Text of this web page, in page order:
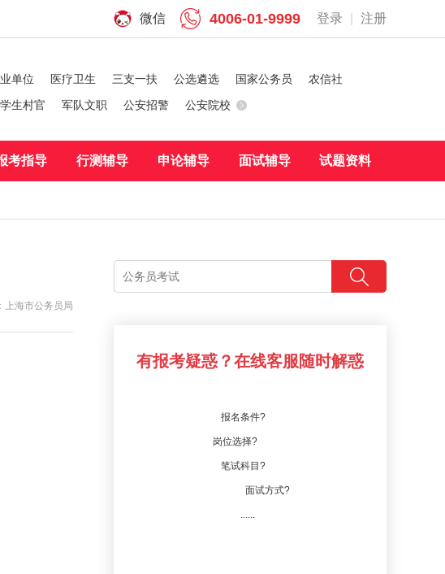
登录 注册
4006-01-9999
微信
单位 医疗卫生 三支一扶 公选遴选 国家公务员
农信社
生村官 军队文职 公安招警 公安院校
考指导 行测辅导 申论辅导 面试辅导 试题资料
上海市公务员局
有报考疑惑？在线客服随时解惑
报名条件?
岗位选择?
笔试科目?
面试方式?
......